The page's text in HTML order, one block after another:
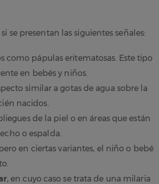
se presentan las siguientes señales:
como pápulas eritematosas. Este tipo
en bebés y niños.
similar a gotas de agua sobre la
nacidos.
de la piel o en áreas que están
o espalda.
en ciertas variantes, el niño o bebé
, en cuyo caso se trata de una milaria